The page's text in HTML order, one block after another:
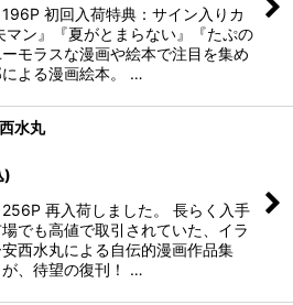
初回入荷特典：サイン入りカ
マン』『夏がとまらない』『たぷの
モラスな漫画や絵本で注目を集め
よる漫画絵本。 …
水丸
)
再入荷しました。 長らく入手
でも高値で取引されていた、イラ
西水丸による自伝的漫画作品集
が、待望の復刊！ …